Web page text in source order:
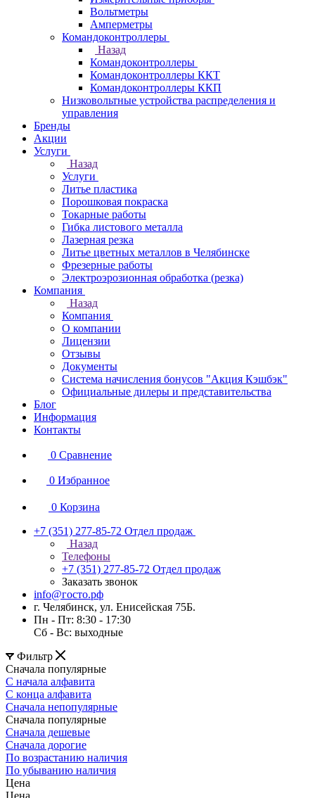
Вольтметры
Амперметры
Командоконтроллеры
Назад
Командоконтроллеры
Командоконтроллеры ККТ
Командоконтроллеры ККП
Низковольтные устройства распределения и
управления
Бренды
Акции
Услуги
Назад
Услуги
Литье пластика
Порошковая покраска
Токарные работы
Гибка листового металла
Лазерная резка
Литье цветных металлов в Челябинске
Фрезерные работы
Электроэрозионная обработка (резка)
Компания
Назад
Компания
О компании
Лицензии
Отзывы
Документы
Система начисления бонусов "Акция Кэшбэк"
Официальные дилеры и представительства
Блог
Информация
Контакты
0 Сравнение
0 Избранное
0 Корзина
+7 (351) 277-85-72 Отдел продаж
Назад
Телефоны
+7 (351) 277-85-72 Отдел продаж
Заказать звонок
info@госто.рф
г. Челябинск, ул. Енисейская 75Б.
Пн - Пт: 8:30 - 17:30
Сб - Вс: выходные
Фильтр
Сначала популярные
С начала алфавита
С конца алфавита
Сначала непопулярные
Сначала популярные
Сначала дешевые
Сначала дорогие
По возрастанию наличия
По убыванию наличия
Цена
Цена